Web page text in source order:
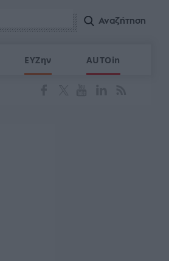
ΕΥΖην AUTOin